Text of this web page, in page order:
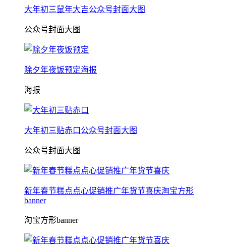
大年初三鼠年大吉公众号封面大图
公众号封面大图
除夕年夜饭预定海报
海报
大年初三贴赤口公众号封面大图
公众号封面大图
新年春节糕点点心促销推广年货节喜庆淘宝方形
banner
淘宝方形banner